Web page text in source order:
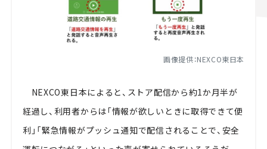
画像提供：NEXCO東日本
NEXCO東日本によると、ストア配信から約1か月半が
経過し、利用者からは「情報が欲しいときに取得できて便
利」「緊急情報がプッシュ通知で配信されることで、安全